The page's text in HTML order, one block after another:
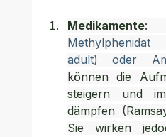
Medikamente
Methylphenidat
adult) oder
können die
steigern und
dämpfen
Sie wirken